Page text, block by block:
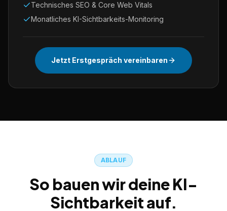
Technisches SEO & Core Web Vitals
Monatliches KI-Sichtbarkeits-Monitoring
Jetzt Erstgespräch vereinbaren
ABLAUF
So bauen wir deine KI-
Sichtbarkeit auf.